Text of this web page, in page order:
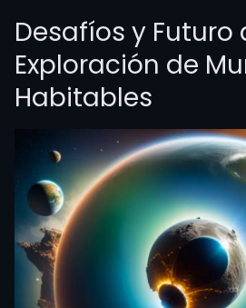
Desafíos y Futuro
Exploración de
Habitables